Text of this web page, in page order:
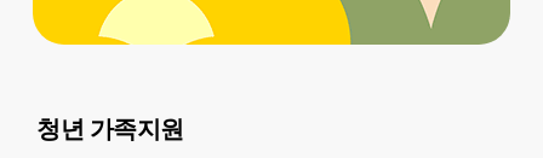
청년 가족지원